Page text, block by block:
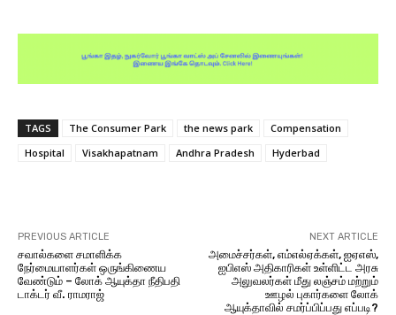
TAGS The Consumer Park the news park
Compensation
Hospital
Visakhapatnam Andhra Pradesh Hyderbad
PREVIOUS ARTICLE
சவால்களை சமாளிக்க
நேர்மையாளர்கள் ஒருங்கிணைய
வேண்டும் – லோக் ஆயுக்தா நீதிபதி
டாக்டர் வீ. ராமராஜ்
NEXT ARTICLE
அமைச்சர்கள், எம்எல்ஏக்கள், ஐஏஎஸ்,
ஐபிஎஸ் அதிகாரிகள் உள்ளிட்ட அரசு
அலுவலர்கள் மீது லஞ்சம் மற்றும்
ஊழல் புகார்களை லோக்
ஆயுக்தாவில் சமர்ப்பிப்பது எப்படி?